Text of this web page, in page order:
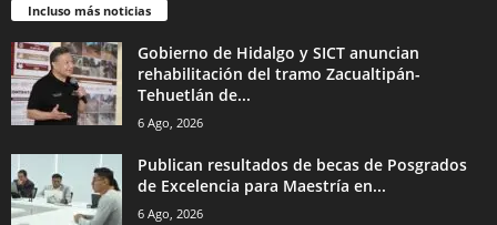
Incluso más noticias
Gobierno de Hidalgo y SICT anuncian
rehabilitación del tramo Zacualtipán-
Tehuetlán de...
6 Ago, 2026
Publican resultados de becas de Posgrados
de Excelencia para Maestría en...
6 Ago, 2026